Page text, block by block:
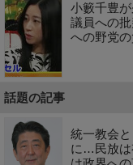
小籔千豊
議員への
への野党
話題の記事
統一教会
に…民放は